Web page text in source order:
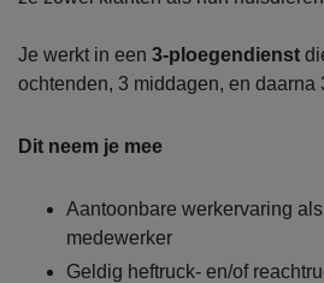
Je werkt in een 3-ploegendienst
ochtenden, 3 middagen, en daarna
Dit neem je mee
Aantoonbare werkervaring
medewerker
Geldig heftruck- en/of